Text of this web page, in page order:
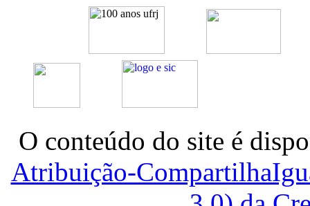
O conteúdo do site é
Atribuição-